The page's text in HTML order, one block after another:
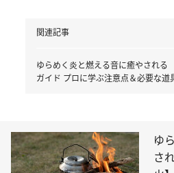
関連記事
ゆらめく炎と燃える音に癒やされる
ガイド プロに学ぶ注意点＆必要な道
ゆ
さ